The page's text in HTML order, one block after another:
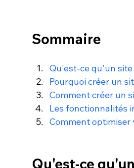
Sommaire
Qu'est-ce qu'un
Pourquoi créer un
Comment créer un
Les fonctionnalités
Comment
Qu'est-ce